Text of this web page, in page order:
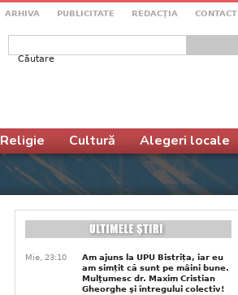
ARHIVA PUBLICITATE REDACŢIA CONTACT
Formular de căutare
Religie Cultură Alegeri locale
Mie, 23:10
Am ajuns la UPU Bistrița, iar eu
am simțit că sunt pe mâini bune.
Mulţumesc dr. Maxim Cristian
Gheorghe şi întregului colectiv!